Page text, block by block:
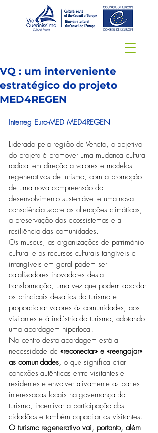
VQ : um interveniente
estratégico do projeto
MED4REGEN
Interreg Euro-MED MED4REGEN
Liderado pela região de Veneto, o objetivo
do projeto é promover uma mudança cultural
radical em direção a valores e modelos
regenerativos de turismo, com a promoção
de uma nova compreensão do
desenvolvimento sustentável e uma nova
consciência sobre as alterações climáticas,
a preservação dos ecossistemas e a
resiliência das comunidades.
Os museus, as organizações de património
cultural e os recursos culturais tangíveis e
intangíveis em geral podem ser
catalisadores inovadores desta
transformação, uma vez que podem abordar
os principais desafios do turismo e
proporcionar valores às comunidades, aos
visitantes e à indústria do turismo, adotando
uma abordagem hiperlocal.
No centro desta abordagem está a
necessidade de «reconectar» e «reengajar»
as comunidades, o que significa criar
conexões autênticas entre visitantes e
residentes e envolver ativamente as partes
interessadas locais na governança do
turismo, incentivar a participação dos
cidadãos e também capacitar os visitantes.
O turismo regenerativo vai, portanto, além